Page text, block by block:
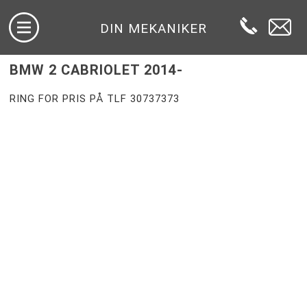
DIN MEKANIKER
BMW 2 CABRIOLET 2014-
RING FOR PRIS PÅ TLF 30737373